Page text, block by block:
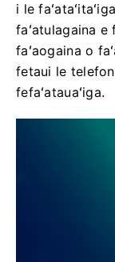
i le
faʻatulagaina e
faʻaogaina o
fetaui le
fefaʻatauaʻiga.